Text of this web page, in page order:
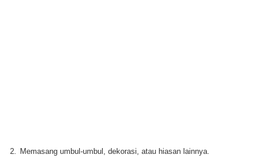
2. Memasang umbul-umbul, dekorasi, atau hiasan lainnya.